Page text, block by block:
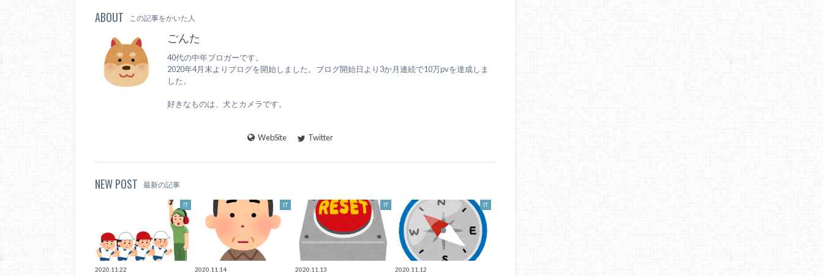
ABOUT この記事をかいた人
ごんた
40代の中年ブロガーです。
2020年4月末よりブログを開始しました。ブログ開始日より3か月連続で10万pvを達成しま
した。
好きなものは、犬とカメラです。
WebSite Twitter
NEW POST 最新の記事
IT
2020.11.22
IT
2020.11.14
IT
2020.11.13
IT
2020.11.12